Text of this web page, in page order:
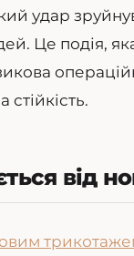
удар
Це подія,
від